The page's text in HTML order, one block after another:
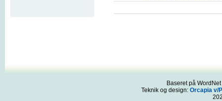
Baseret på
Teknik og design: Orcapia v/